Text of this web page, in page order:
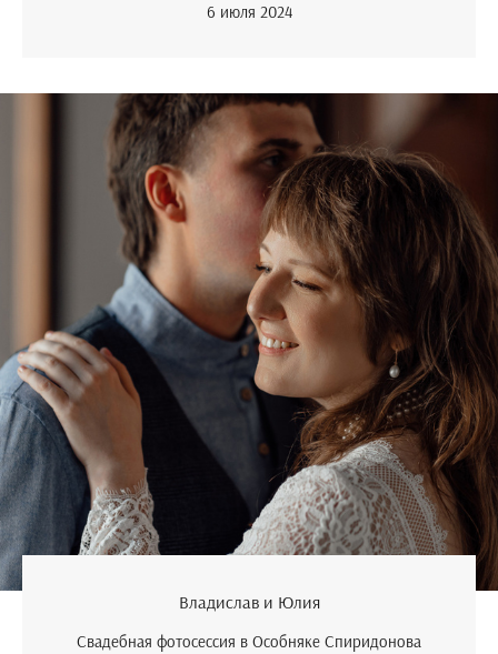
6 июля 2024
Владислав и Юлия
Свадебная фотосессия в Особняке Спиридонова